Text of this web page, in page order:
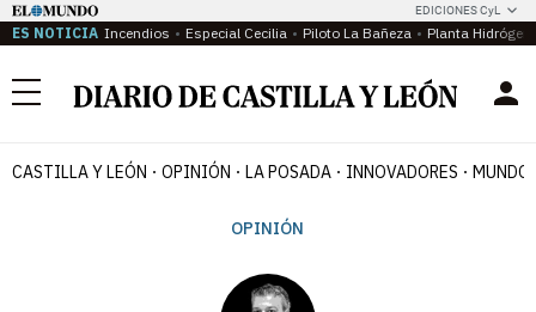
EDICIONES CyL
ES NOTICIA Incendios Especial Cecilia Piloto La Bañeza Planta
Menú
CASTILLA Y LEÓN OPINIÓN LA POSADA INNOVADORES MUNDO
OPINIÓN